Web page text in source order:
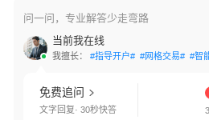
问一问，专业解答少走弯路
当前我在线
我擅长： #指导开户# #网格交易# #智
免费追问
文字回复· 30秒快答